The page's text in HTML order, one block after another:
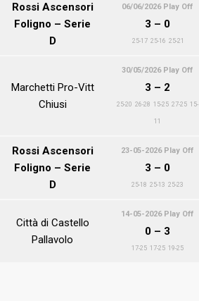
Rossi Ascensori
Foligno – Serie
D
06/06/2026 Play Off
3 – 0
25-17 25-16 25-21
Marchetti Pro-Vitt
Chiusi
30/05/2026 Play Off
3 – 2
25-20 26-28 15-25 27-25 15-
11
Rossi Ascensori
Foligno – Serie
D
23-05-2026 Play Off
3 – 0
25-18 25-13 25-23
Città di Castello
Pallavolo
14-05-2026 Play Off
0 – 3
17-25 17-25 19-25